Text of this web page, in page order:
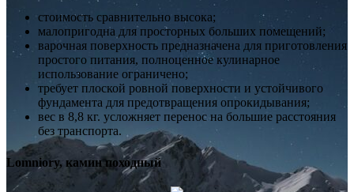
стоимость сравнительно высока;
малопригодна для просторных больших помещений;
варочная поверхность предназначена для приготовления
простого питания, полноценное кулинарное
использование ограничено;
требует плоской ровной поверхности и устойчивого
фундамента для предотвращения опрокидывания;
вес в 8,8 кг. усложняет перенос на большие расстояния
без транспорта.
Lomniory, камин походный